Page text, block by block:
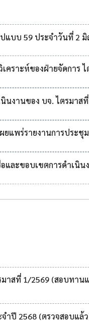
ปแบบ 59 ประจำวันที่ 2
คราะห์ของฝ่ายจัดการ
นงานของ บจ. ไตรมาส
ผยแพร่รายงานการประ
และขอบเขตการดำเนิ
มาสที่ 1/2569 (สอบทาน
จำปี 2568 (ตรวจสอบแล้